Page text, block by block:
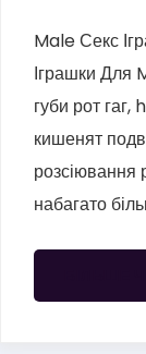
Male Секс
Іграшки Для
губи рот
кишенят
розсіювання
набагато